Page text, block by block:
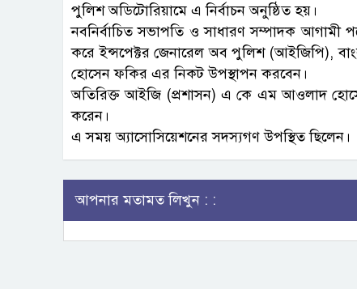
পুলিশ অডিটোরিয়ামে এ নির্বাচন অনুষ্ঠিত হয়।
নবনির্বাচিত সভাপতি ও সাধারণ সম্পাদক আগামী
করে ইন্সপেক্টর জেনারেল অব পুলিশ (আইজিপি),
হোসেন ফকির এর নিকট উপস্থাপন করবেন।
অতিরিক্ত আইজি (প্রশাসন) এ কে এম আওলাদ হোসেন
করেন।
এ সময় অ্যাসোসিয়েশনের সদস্যগণ উপস্থিত ছিলেন।
আপনার মতামত লিখুন : :